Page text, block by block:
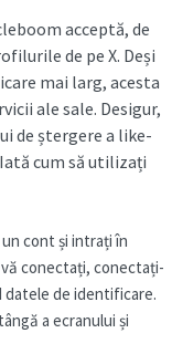
acceptă, de
de pe X. Deși
mai larg, acesta
ale sale. Desigur,
de ștergere a like-
cum să utilizați
cont și intrați în
conectați, conectați-
de identificare.
a ecranului și